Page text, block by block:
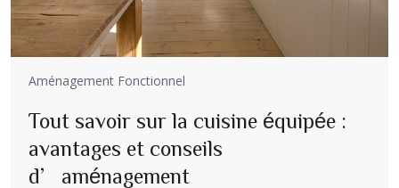
Aménagement Fonctionnel
Tout savoir sur la cuisine équipée :
avantages et conseils
d’aménagement